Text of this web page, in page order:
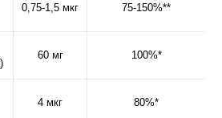
0,75-1,5 мкг 75-150%**
60 мг 100%*
4 мкг 80%*